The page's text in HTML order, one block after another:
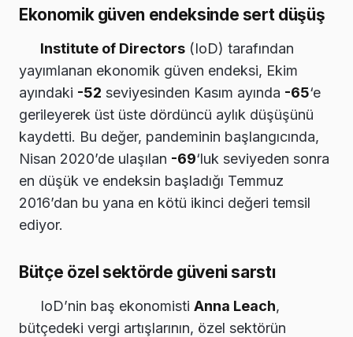
Ekonomik güven endeksinde sert düşüş
Institute of Directors (IoD) tarafından
yayımlanan ekonomik güven endeksi, Ekim
ayındaki -52 seviyesinden Kasım ayında -65‘e
gerileyerek üst üste dördüncü aylık düşüşünü
kaydetti. Bu değer, pandeminin başlangıcında,
Nisan 2020’de ulaşılan -69‘luk seviyeden sonra
en düşük ve endeksin başladığı Temmuz
2016’dan bu yana en kötü ikinci değeri temsil
ediyor.
Bütçe özel sektörde güveni sarstı
IoD’nin baş ekonomisti Anna Leach,
bütçedeki vergi artışlarının, özel sektörün